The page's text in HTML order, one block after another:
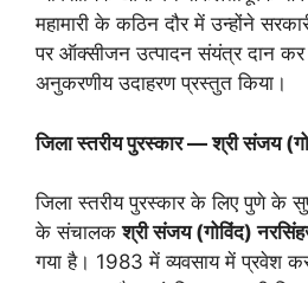
महामारी के कठिन दौर में उन्होंने
पर ऑक्सीजन उत्पादन संयंत्र दान कर
अनुकरणीय उदाहरण प्रस्तुत किया।
जिला स्तरीय पुरस्कार — श्री संजय
जिला स्तरीय पुरस्कार के लिए पुणे के
के संचालकश्री संजय (गोविंद)
गया है। 1983 में व्यवसाय में प्रवेश